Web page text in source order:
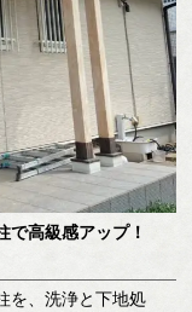
で高級感アップ！
を、洗浄と下地処